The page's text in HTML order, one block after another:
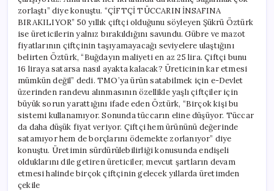
zorlaştı” diye konuştu. “ÇİFTÇİ TÜCCARIN İNSAFINA
BIRAKILIYOR” 50 yıllık çiftçi olduğunu söyleyen Şükrü Öztürk
ise üreticilerin yalnız bırakıldığını savundu. Gübre ve mazot
fiyatlarının çiftçinin taşıyamayacağı seviyelere ulaştığını
belirten Öztürk, “Buğdayın maliyeti en az 25 lira. Çiftçi bunu
16 liraya satarsa nasıl ayakta kalacak? Üreticinin kar etmesi
mümkün değil” dedi. TMO’ya ürün satabilmek için e-Devlet
üzerinden randevu alınmasının özellikle yaşlı çiftçiler için
büyük sorun yarattığını ifade eden Öztürk, “Birçok kişi bu
sistemi kullanamıyor. Sonunda tüccarın eline düşüyor. Tüccar
da daha düşük fiyat veriyor. Çiftçi hem ürününü değerinde
satamıyor hem de borçlarını ödemekte zorlanıyor” diye
konuştu. Üretimin sürdürülebilirliği konusunda endişeli
olduklarını dile getiren üreticiler, mevcut şartların devam
etmesi halinde birçok çiftçinin gelecek yıllarda üretimden
çekile